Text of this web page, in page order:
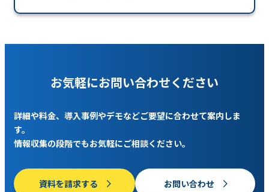
お気軽にお問い合わせください
詳細や料金、導入事例やデモなどご要望に合わせて案内しま
す。
情報収集の段階でもお気軽にご相談ください。
資料を請求する お問い合わせ